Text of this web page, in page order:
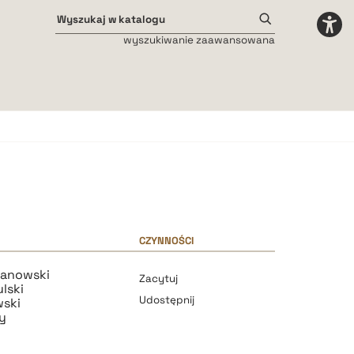
wyszukiwanie zaawansowana
CZYNNOŚCI
Zacytuj
Udostępnij